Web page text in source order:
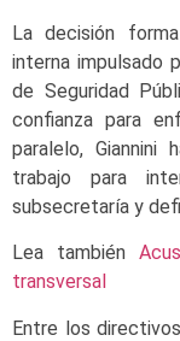
La decisión
interna impulsado
de Seguridad
confianza para
paralelo, Giannini
trabajo para
subsecretaría y
Lea también
transversal
Entre los